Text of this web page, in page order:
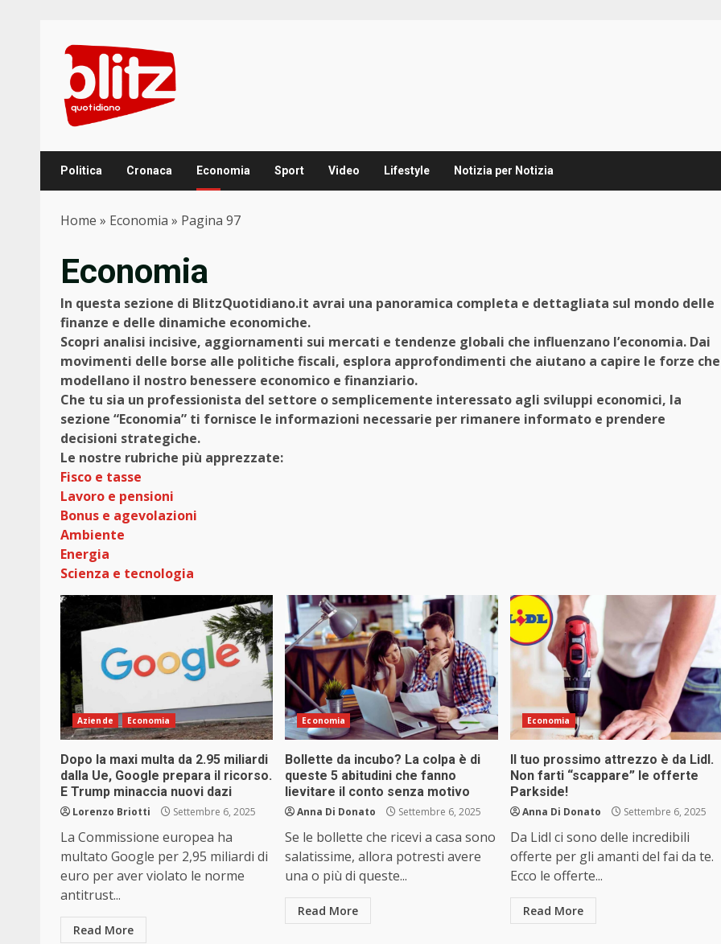
content
Politica Cronaca Economia Sport Video Lifestyle Notizia per Notizia
Home » Economia » Pagina 97
Economia
In questa sezione di BlitzQuotidiano.it avrai una panoramica completa e dettagliata sul mondo delle
finanze e delle dinamiche economiche.
Scopri analisi incisive, aggiornamenti sui mercati e tendenze globali che influenzano l’economia. Dai
movimenti delle borse alle politiche fiscali, esplora approfondimenti che aiutano a capire le forze che
modellano il nostro benessere economico e finanziario.
Che tu sia un professionista del settore o semplicemente interessato agli sviluppi economici, la
sezione “Economia” ti fornisce le informazioni necessarie per rimanere informato e prendere
decisioni strategiche.
Le nostre rubriche più apprezzate:
Fisco e tasse
Lavoro e pensioni
Bonus e agevolazioni
Ambiente
Energia
Scienza e tecnologia
Aziende Economia
Dopo la maxi multa da 2.95 miliardi
dalla Ue, Google prepara il ricorso.
E Trump minaccia nuovi dazi
Lorenzo Briotti Settembre 6, 2025
La Commissione europea ha
multato Google per 2,95 miliardi di
euro per aver violato le norme
antitrust...
Read More
Economia
Bollette da incubo? La colpa è di
queste 5 abitudini che fanno
lievitare il conto senza motivo
Anna Di Donato Settembre 6, 2025
Se le bollette che ricevi a casa sono
salatissime, allora potresti avere
una o più di queste...
Read More
Economia
Il tuo prossimo attrezzo è da Lidl.
Non farti “scappare” le offerte
Parkside!
Anna Di Donato Settembre 6, 2025
Da Lidl ci sono delle incredibili
offerte per gli amanti del fai da te.
Ecco le offerte...
Read More